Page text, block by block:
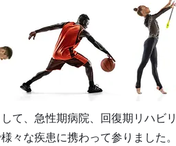
て、急性期病院、回復期リハビ
々な疾患に携わって参りました